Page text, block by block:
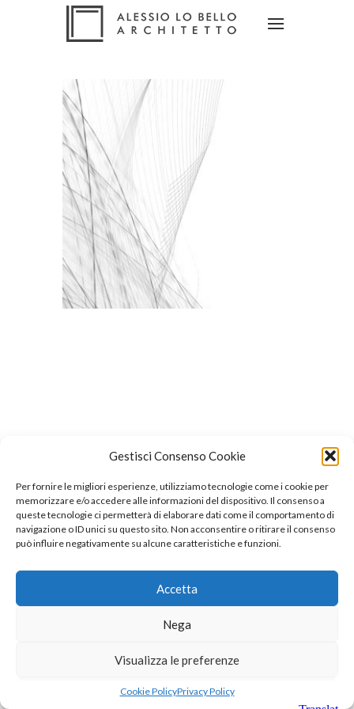
Gestisci Consenso Cookie
Per fornire le migliori esperienze, utilizziamo tecnologie come i cookie per
memorizzare e/o accedere alle informazioni del dispositivo. Il consenso a
queste tecnologie ci permetterà di elaborare dati come il comportamento di
navigazione o ID unici su questo sito. Non acconsentire o ritirare il consenso
può influire negativamente su alcune caratteristiche e funzioni.
Accetta
Nega
Visualizza le preferenze
Cookie PolicyPrivacy Policy